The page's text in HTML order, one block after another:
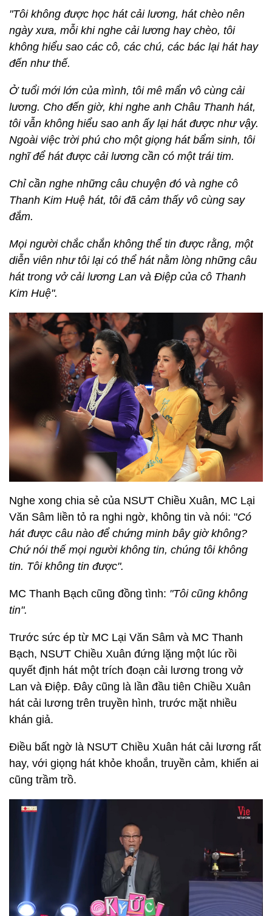
"Tôi không được học hát cải lương, hát chèo nên
ngày xưa, mỗi khi nghe cải lương hay chèo, tôi
không hiểu sao các cô, các chú, các bác lại hát hay
đến như thế.
Ở tuổi mới lớn của mình, tôi mê mẩn vô cùng cải
lương. Cho đến giờ, khi nghe anh Châu Thanh hát,
tôi vẫn không hiểu sao anh ấy lại hát được như vậy.
Ngoài việc trời phú cho một giọng hát bẩm sinh, tôi
nghĩ để hát được cải lương cần có một trái tim.
Chỉ cần nghe những câu chuyện đó và nghe cô
Thanh Kim Huệ hát, tôi đã cảm thấy vô cùng say
đắm.
Mọi người chắc chắn không thể tin được rằng, một
diễn viên như tôi lại có thể hát nằm lòng những câu
hát trong vở cải lương Lan và Điệp của cô Thanh
Kim Huệ".
Nghe xong chia sẻ của NSƯT Chiều Xuân, MC Lại
Văn Sâm liền tỏ ra nghi ngờ, không tin và nói: "Có
hát được câu nào để chứng minh bây giờ không?
Chứ nói thế mọi người không tin, chúng tôi không
tin. Tôi không tin được".
MC Thanh Bạch cũng đồng tình: "Tôi cũng không
tin".
Trước sức ép từ MC Lại Văn Sâm và MC Thanh
Bạch, NSƯT Chiều Xuân đứng lặng một lúc rồi
quyết định hát một trích đoạn cải lương trong vở
Lan và Điệp. Đây cũng là lần đầu tiên Chiều Xuân
hát cải lương trên truyền hình, trước mặt nhiều
khán giả.
Điều bất ngờ là NSƯT Chiều Xuân hát cải lương rất
hay, với giọng hát khỏe khoắn, truyền cảm, khiến ai
cũng trầm trồ.